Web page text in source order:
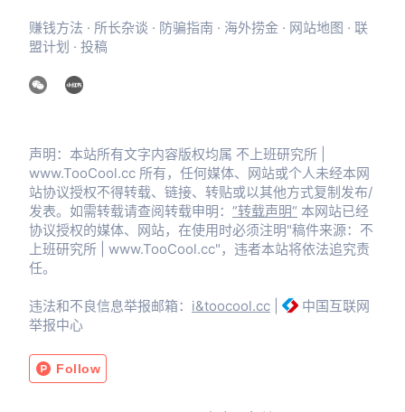
赚钱方法 · 所长杂谈 · 防骗指南 · 海外捞金 · 网站地图 · 联
盟计划 · 投稿
声明：本站所有文字内容版权均属 不上班研究所 |
www.TooCool.cc 所有，任何媒体、网站或个人未经本网
站协议授权不得转载、链接、转贴或以其他方式复制发布/
发表。如需转载请查阅转载申明： ”转载声明“ 本网站已经
协议授权的媒体、网站，在使用时必须注明"稿件来源：不
上班研究所 | www.TooCool.cc"，违者本站将依法追究责
任。
违法和不良信息举报邮箱： i&toocool.cc
中国互联网
举报中心